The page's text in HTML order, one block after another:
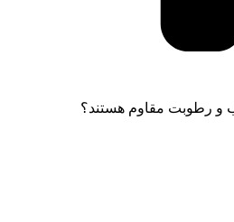
و رطوبت مقاوم هستند؟